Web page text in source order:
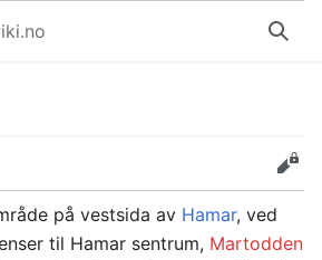
Søk
Rediger
på vestsida av Hamar, ved
til Hamar sentrum, Martodden